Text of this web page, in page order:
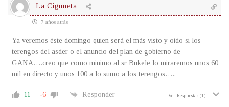
La Ciguneta
7 años atrás
Ya veremos éste domingo quien serà el màs visto y oido si los
terengos del asder o el anuncio del plan de gobierno de
GANA….creo que como minimo al sr Bukele lo miraremos unos 60
mil en directo y unos 100 a lo sumo a los terengos…..
11 -6 Responder Ver Respuestas (1)